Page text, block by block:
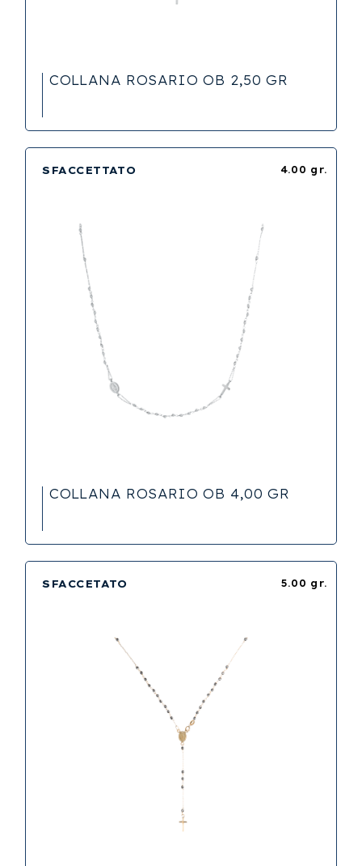
COLLANA ROSARIO OB 2,50 GR
4.00 gr.
SFACCETTATO
COLLANA ROSARIO OB 4,00 GR
5.00 gr.
SFACCETATO